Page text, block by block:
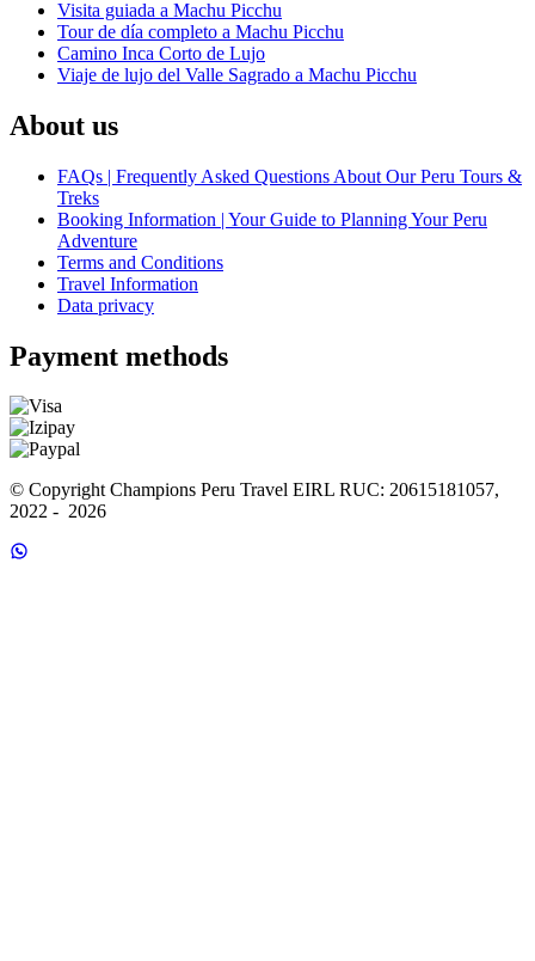
Visita guiada a Machu Picchu
Tour de día completo a Machu Picchu
Camino Inca Corto de Lujo
Viaje de lujo del Valle Sagrado a Machu Picchu
About us
FAQs | Frequently Asked Questions About Our Peru Tours &
Treks
Booking Information | Your Guide to Planning Your Peru
Adventure
Terms and Conditions
Travel Information
Data privacy
Payment methods
© Copyright Champions Peru Travel EIRL RUC: 20615181057,
2022 -  2026